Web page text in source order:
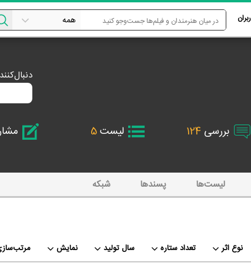
بررسی 124 لیست5
لیست‌ها پسند‌ها شبکه
نمایش سال تولید تعداد ستاره نوع اثر